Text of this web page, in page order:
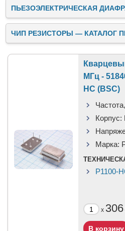
ПЬЕЗОЭЛЕКТРИЧЕСКАЯ
ЧИП РЕЗИСТОРЫ — КАТАЛОГ
МГц -
HC (BSC)
Корпус:
Марка:
P1100-
x 306